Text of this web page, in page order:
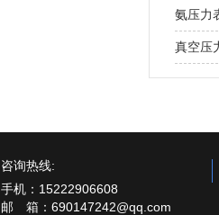
氨压力
真空压
咨询热线:
手机：15222906608
邮 箱：690147242@qq.com